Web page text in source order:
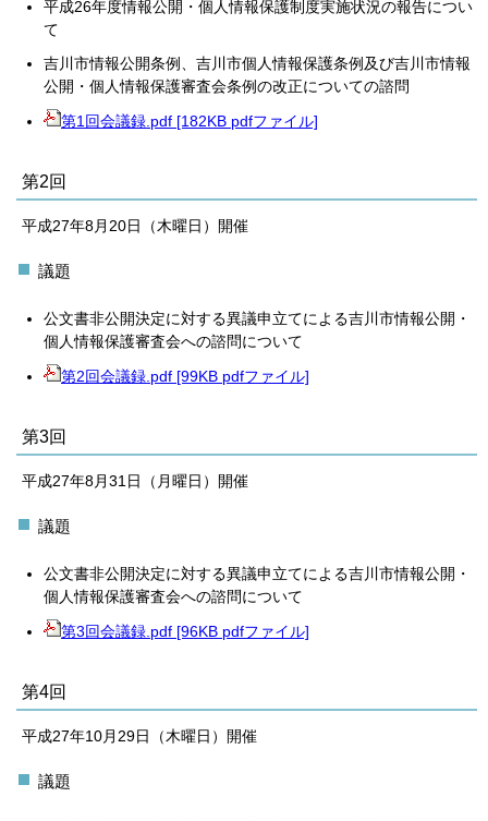
平成26年度情報公開・個人情報保護制度実施状況の報告につい
て
吉川市情報公開条例、吉川市個人情報保護条例及び吉川市情報
公開・個人情報保護審査会条例の改正についての諮問
第1回会議録.pdf [182KB pdfファイル]
第2回
平成27年8月20日（木曜日）開催
議題
公文書非公開決定に対する異議申立てによる吉川市情報公開・
個人情報保護審査会への諮問について
第2回会議録.pdf [99KB pdfファイル]
第3回
平成27年8月31日（月曜日）開催
議題
公文書非公開決定に対する異議申立てによる吉川市情報公開・
個人情報保護審査会への諮問について
第3回会議録.pdf [96KB pdfファイル]
第4回
平成27年10月29日（木曜日）開催
議題